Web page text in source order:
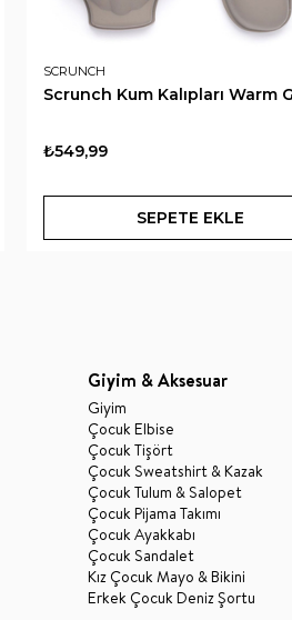
SCRUNCH
Scrunch Kum Kalıpları Warm
₺549,99
SEPETE EKLE
Giyim & Aksesuar
Giyim
Çocuk Elbise
Çocuk Tişört
Çocuk Sweatshirt & Kazak
Çocuk Tulum & Salopet
Çocuk Pijama Takımı
Çocuk Ayakkabı
Çocuk Sandalet
Kız Çocuk Mayo & Bikini
Erkek Çocuk Deniz Şortu